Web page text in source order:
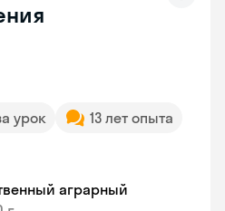
урок
13 лет опыта
аграрный